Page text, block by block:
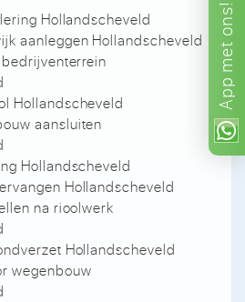
App
met
ons!
Hollandscheveld
aanleggen Hollandscheveld
Hollandscheveld
aansluiten
Hollandscheveld
Hollandscheveld
na rioolwerk
Hollandscheveld
wegenbouw